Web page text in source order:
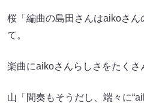
桜「編曲の島田さんはaikoさん
て。
楽曲にaikoさんらしさをたくさ
山「間奏もそうだし、端々に